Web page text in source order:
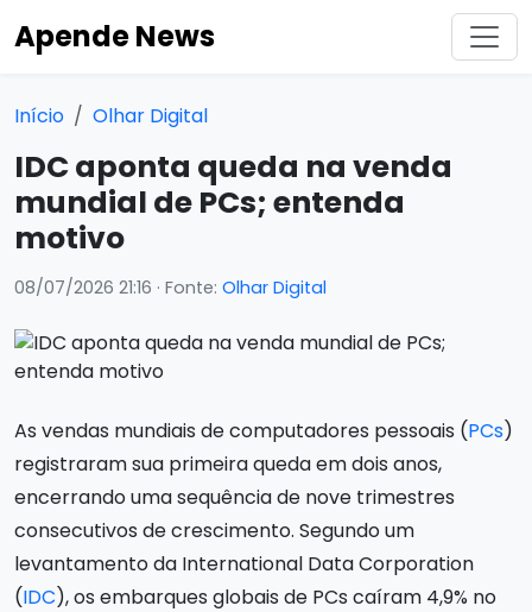
Apende News
Início Olhar Digital
IDC aponta queda na venda
mundial de PCs; entenda
motivo
08/07/2026 21:16 · Fonte: Olhar Digital
As vendas mundiais de computadores pessoais (PCs)
registraram sua primeira queda em dois anos,
encerrando uma sequência de nove trimestres
consecutivos de crescimento. Segundo um
levantamento da International Data Corporation
(IDC), os embarques globais de PCs caíram 4,9% no